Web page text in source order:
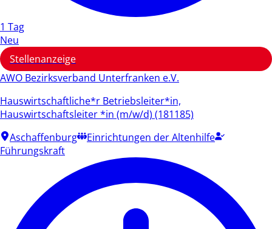
1 Tag
Neu
Stellenanzeige
AWO Bezirksverband Unterfranken e.V.
Hauswirtschaftliche*r Betriebsleiter*in,
Hauswirtschaftsleiter *in (m/w/d) (181185)
Aschaffenburg
Einrichtungen der Altenhilfe
Führungskraft